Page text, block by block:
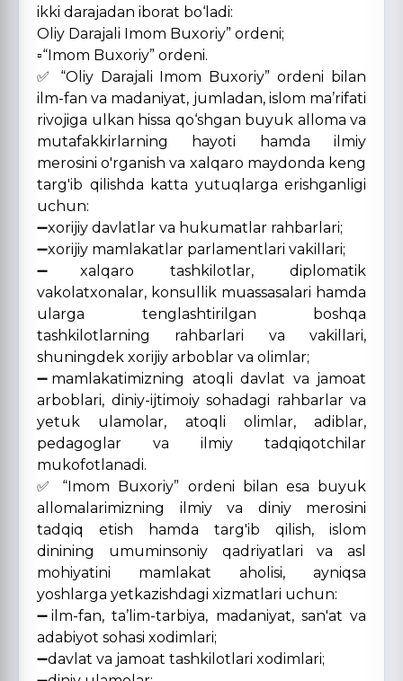
ikki darajadan iborat bo‘ladi:
Oliy Darajali Imom Buxoriy” ordeni;
▫️“Imom Buxoriy” ordeni.
✅ “Oliy Darajali Imom Buxoriy” ordeni bilan
ilm-fan va madaniyat, jumladan, islom ma’rifati
rivojiga ulkan hissa qo‘shgan buyuk alloma va
mutafakkirlarning hayoti hamda ilmiy
merosini o'rganish va xalqaro maydonda keng
targ'ib qilishda katta yutuqlarga erishganligi
uchun:
➖xorijiy davlatlar va hukumatlar rahbarlari;
➖xorijiy mamlakatlar parlamentlari vakillari;
➖xalqaro tashkilotlar, diplomatik
vakolatxonalar, konsullik muassasalari hamda
ularga tenglashtirilgan boshqa
tashkilotlarning rahbarlari va vakillari,
shuningdek xorijiy arboblar va olimlar;
➖mamlakatimizning atoqli davlat va jamoat
arboblari, diniy-ijtimoiy sohadagi rahbarlar va
yetuk ulamolar, atoqli olimlar, adiblar,
pedagoglar va ilmiy tadqiqotchilar
mukofotlanadi.
✅ “Imom Buxoriy” ordeni bilan esa buyuk
allomalarimizning ilmiy va diniy merosini
tadqiq etish hamda targ'ib qilish, islom
dinining umuminsoniy qadriyatlari va asl
mohiyatini mamlakat aholisi, ayniqsa
yoshlarga yetkazishdagi xizmatlari uchun:
➖ilm-fan, ta’lim-tarbiya, madaniyat, san'at va
adabiyot sohasi xodimlari;
➖davlat va jamoat tashkilotlari xodimlari;